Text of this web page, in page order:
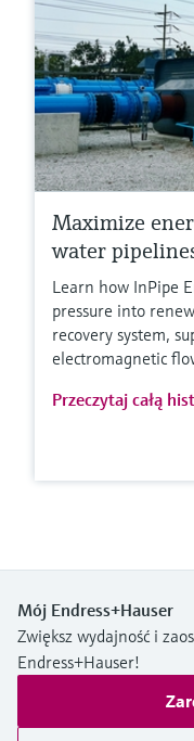
Maximize
water
Learn how InPipe
pressure into
recovery system,
electromagnetic
Przeczytaj całą
Mój Endress+Hauser
Zwiększ wydajność i
Endress+Hauser!